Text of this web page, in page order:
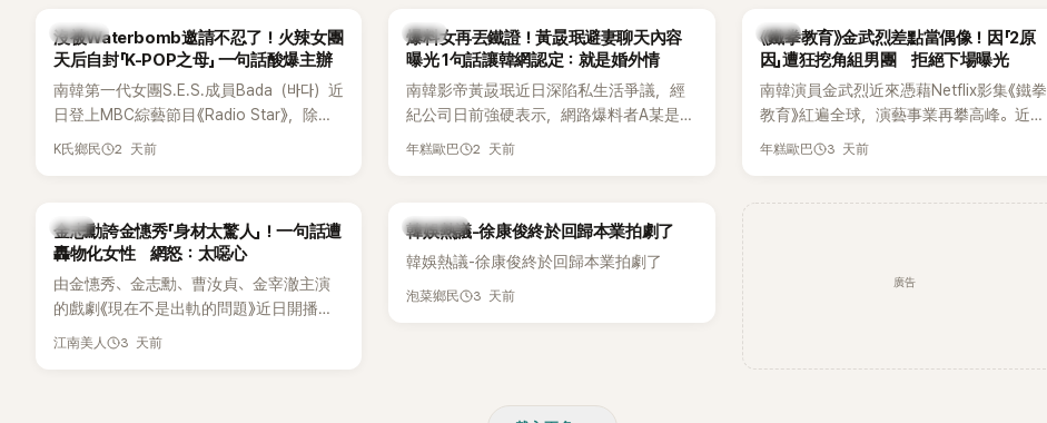
口回憶這段「隆乳疑雲黑歷史」，話題再度被
翻出來熱議。 2日播出的 SBS 綜藝節目
《我的經紀人太難搞－秘書鎮》，邀請同時
兼顧工作與育兒的演藝圈代表「媽媽群」
——李智惠、李賢怡、李恩亨，以第13位
合，兩人邊搭車邊聊天，氣氛輕鬆。聊到
最近的新聞，李瑞鎮突然直球發問：「妳不
是上新聞了？說妳去做整形？是人中縮短
手術嗎？」一貫犀利又不留情的問法，讓現
K-POP
沒被Waterbomb邀請不忍了！火辣女團
天后自封「K-POP之母」 一句話酸爆主辦
南韓第一代女團S.E.S.成員Bada（바다）近
日登上MBC綜藝節目《Radio Star》，除了
分享近況，還罕見公開向夏季音樂節
根本只是懂了皮毛。」一番話笑翻全場，也
引發網友熱議。
K氏鄉民 2 天前
韓星
爆料女再丟鐵證！黃晸珉避妻聊天內容
曝光 1句話讓韓網認定：就是婚外情
南韓影帝黃晸珉近日深陷私生活爭議，經
紀公司日前強硬表示，網路爆料者A某是涉
嫌長期跟蹤黃晸珉的嫌疑人，已採取法律
「雙向互動」，並非外界所稱的單方面騷擾。
年糕歐巴 2 天前
韓星
《鐵拳教育》金武烈差點當偶像！因「2原
因」遭狂挖角組男團 拒絕下場曝光
南韓演員金武烈近來憑藉Netflix影集《鐵拳
教育》紅遍全球，演藝事業再攀高峰。近日
被爆出一段鮮為人知的出道祕辛，原來他
年糕歐巴 3 天前
韓星
金志勳誇金憓秀「身材太驚人」！一句話遭
轟物化女性 網怒：太噁心
由金憓秀、金志勳、曹汝貞、金宰澈主演
的戲劇《現在不是出軌的問題》近日開播，
為宣傳新作品，四位主演一同出演
江南美人 3 天前
熱議討論
韓娛熱議-徐康俊終於回歸本業拍劇了
韓娛熱議-徐康俊終於回歸本業拍劇了
泡菜鄉民 3 天前
廣告